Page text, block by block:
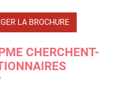
LA BROCHURE
CHERCHENT-